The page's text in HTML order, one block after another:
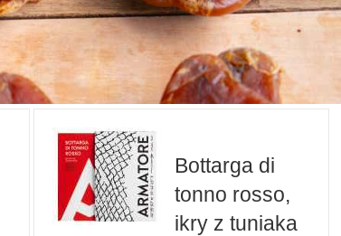
Bottarga di
tonno rosso,
ikry z tuniaka